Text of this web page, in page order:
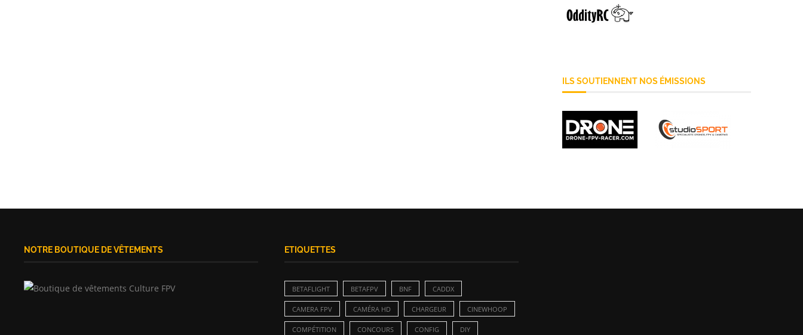
ILS SOUTIENNENT NOS ÉMISSIONS
NOTRE BOUTIQUE DE VÊTEMENTS ETIQUETTES
BETAFLIGHT BETAFPV BNF CADDX
CAMERA FPV CAMÉRA HD CHARGEUR CINEWHOOP
COMPÉTITION CONCOURS CONFIG DIY